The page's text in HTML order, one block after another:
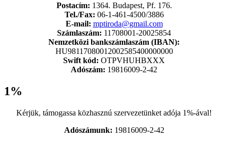
Postacím: 1364. Budapest, Pf. 176.
Tel./Fax: 06-1-461-4500/3886
E-mail: mptiroda@gmail.com
Számlaszám: 11708001-20025854
Nemzetközi bankszámlaszám (IBAN):
HU98117080012002585400000000
Swift kód: OTPVHUHBXXX
Adószám: 19816009-2-42
1%
Kérjük, támogassa közhasznú szervezetünket adója 1%-ával!
Adószámunk: 19816009-2-42